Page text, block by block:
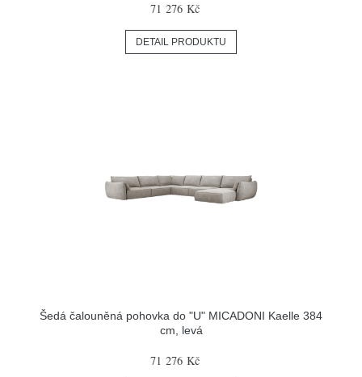
71 276 Kč
DETAIL PRODUKTU
Šedá čalouněná pohovka do "U" MICADONI Kaelle 384
cm, levá
71 276 Kč